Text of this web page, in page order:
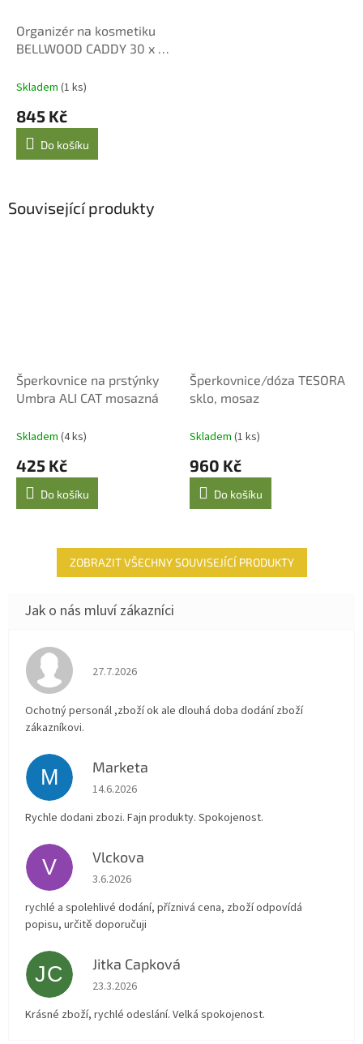
Organizér na kosmetiku
BELLWOOD CADDY 30 x 20
Skladem (1 ks)
845 Kč
Do košíku
Související produkty
Šperkovnice na prstýnky
Umbra ALI CAT mosazná
Skladem (4 ks)
425 Kč
Do košíku
Šperkovnice/dóza TESORA
sklo, mosaz
Skladem (1 ks)
960 Kč
Do košíku
ZOBRAZIT VŠECHNY SOUVISEJÍCÍ PRODUKTY
Hodnocení obchodu je 4 z 5 hvězdiček.
27.7.2026
Ochotný personál ,zboží ok ale dlouhá doba dodání zboží
zákazníkovi.
M Marketa
Hodnocení obchodu je 5 z 5 hvězdiček.
14.6.2026
Rychle dodani zbozi. Fajn produkty. Spokojenost.
V Vlckova
Hodnocení obchodu je 5 z 5 hvězdiček.
3.6.2026
rychlé a spolehlivé dodání, příznivá cena, zboží odpovídá
popisu, určitě doporučuji
JC Jitka Capková
Hodnocení obchodu je 5 z 5 hvězdiček.
23.3.2026
Krásné zboží, rychlé odeslání. Velká spokojenost.